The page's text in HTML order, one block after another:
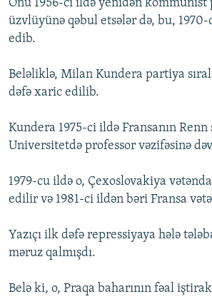
Onu 1956-cı ildə yenidən kommunist
üzvlüyünə qəbul etsələr də, bu,
edib.
Beləliklə, Milan Kundera partiya
dəfə xaric edilib.
Kundera 1975-ci ildə Fransanın
Universitetdə professor vəzifəsinə
1979-cu ildə o, Çexoslovakiya
edilir və 1981-ci ildən bəri Fransa
Yazıçı ilk dəfə repressiyaya hələ
məruz qalmışdı.
Belə ki, o, Praqa baharının fəal